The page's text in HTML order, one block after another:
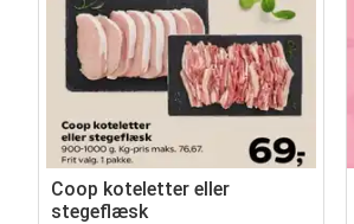
Coop koteletter eller
stegeflæsk